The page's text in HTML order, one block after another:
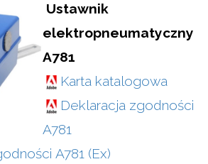
Ustawnik
elektropneumatyczny
A781
Karta katalogowa
Deklaracja zgodności
A781
A781 (Ex)